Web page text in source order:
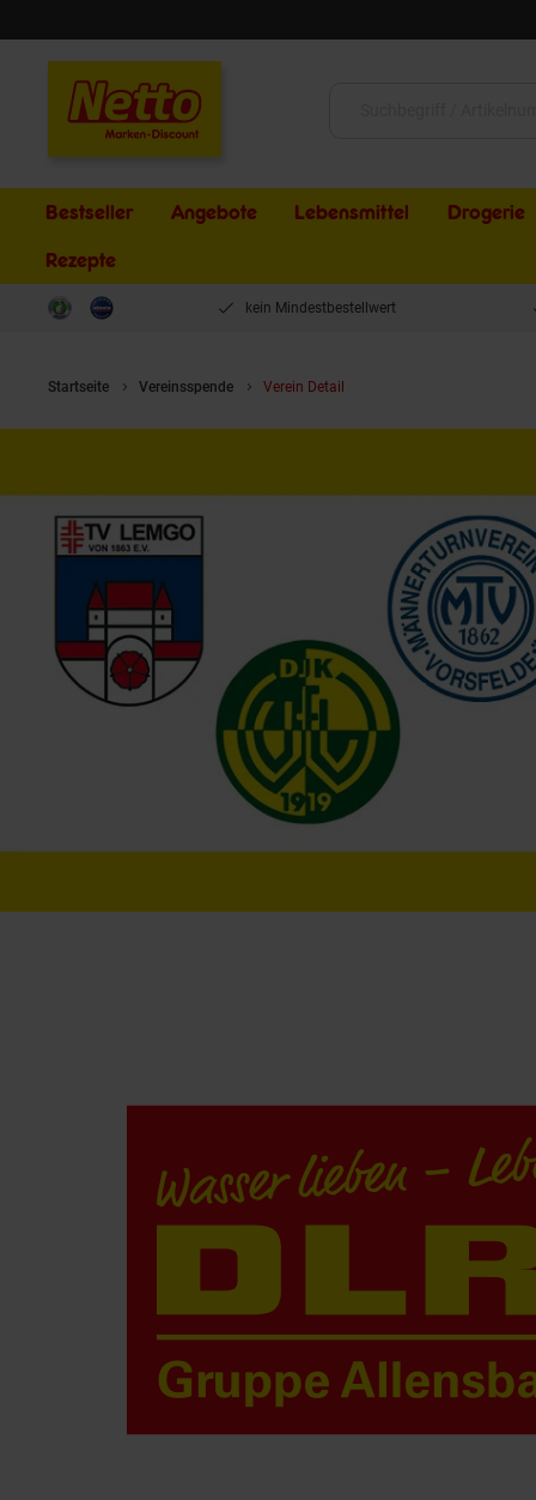
Bestseller Angebote Lebensmittel Drogerie
Rezepte
kein Mindestbestellwert
Startseite Vereinsspende Verein Detail